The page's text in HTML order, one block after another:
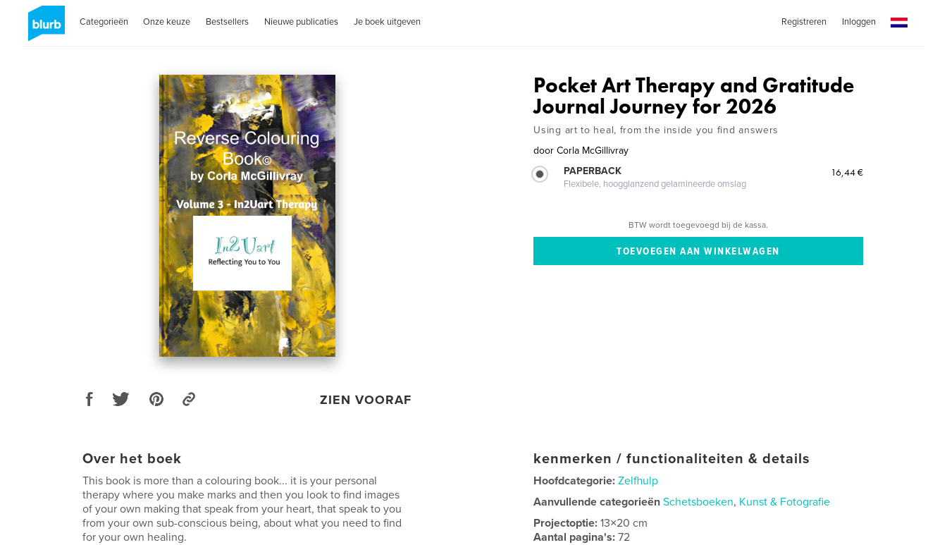
Categorieën Onze keuze Bestsellers Nieuwe publicaties Je boek uitgeven Registreren Inloggen
ZIEN VOORAF
Pocket Art Therapy and Gratitude
Journal Journey for 2026
Using art to heal, from the inside you find answers
door Corla McGillivray
PAPERBACK
Flexibele, hoogglanzend gelamineerde omslag
16,44 €
BTW wordt toegevoegd bij de kassa.
Over het boek
This book is more than a colouring book... it is your personal
therapy where you make marks and then you look to find images
of your own making that speak from your heart, that speak to you
from your own sub-conscious being, about what you need to find
for your own healing.
kenmerken / functionaliteiten & details
Hoofdcategorie: Zelfhulp
Aanvullende categorieën Schetsboeken, Kunst & Fotografie
Projectoptie:13×20 cm
Aantal pagina's:72